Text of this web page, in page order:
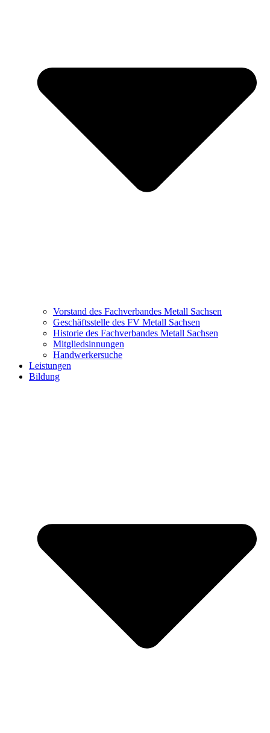
Vorstand des Fachverbandes Metall Sachsen
Geschäftsstelle des FV Metall Sachsen
Historie des Fachverbandes Metall Sachsen
Mitgliedsinnungen
Handwerkersuche
Leistungen
Bildung